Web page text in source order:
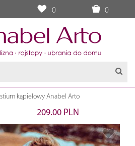
0 0
kąpielowy Anabel Arto
209.00 PLN